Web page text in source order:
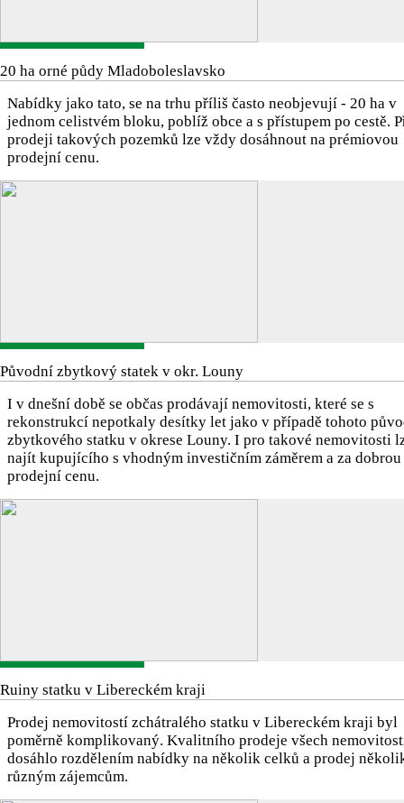
20 ha orné půdy Mladoboleslavsko
Nabídky jako tato, se na trhu příliš často neobjevují - 20 ha v
jednom celistvém bloku, poblíž obce a s přístupem po cestě.
prodeji takových pozemků lze vždy dosáhnout na prémiovou
prodejní cenu.
Původní zbytkový statek v okr. Louny
I v dnešní době se občas prodávají nemovitosti, které se s
rekonstrukcí nepotkaly desítky let jako v případě tohoto
zbytkového statku v okrese Louny. I pro takové nemovitosti
najít kupujícího s vhodným investičním záměrem a za dobrou
prodejní cenu.
Ruiny statku v Libereckém kraji
Prodej nemovitostí zchátralého statku v Libereckém kraji byl
poměrně komplikovaný. Kvalitního prodeje všech
dosáhlo rozdělením nabídky na několik celků a prodej
různým zájemcům.